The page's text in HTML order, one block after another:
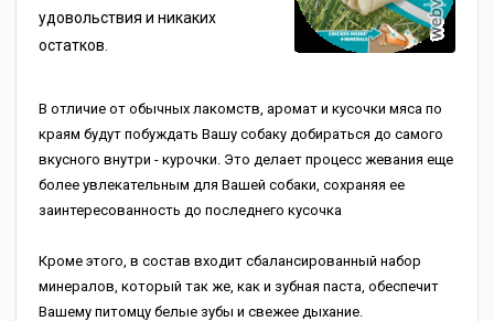
удовольствия и никаких
остатков.
В отличие от обычных лакомств, аромат и кусочки мяса по
краям будут побуждать Вашу собаку добираться до самого
вкусного внутри - курочки. Это делает процесс жевания еще
более увлекательным для Вашей собаки, сохраняя ее
заинтересованность до последнего кусочка
Кроме этого, в состав входит сбалансированный набор
минералов, который так же, как и зубная паста, обеспечит
Вашему питомцу белые зубы и свежее дыхание.